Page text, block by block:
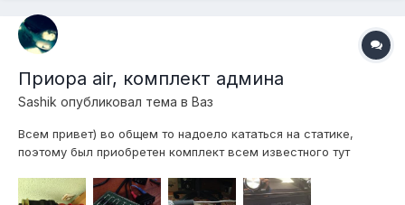
Приора air, комплект админа
Sashik опубликовал тема в Ваз
Всем привет) во общем то надоело кататься на статике,
поэтому был приобретен комплект всем известного тут
сделано: Проложены трубки к передним стойкам, собранна